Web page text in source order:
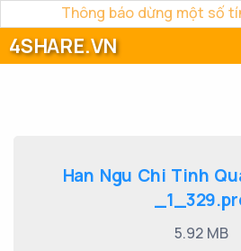
Thông báo dừng một số
4SHARE.VN
Han Ngu Chi Tinh
5.92 MB